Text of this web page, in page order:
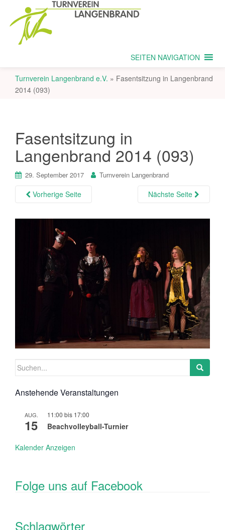
SEITEN NAVIGATION
Turnverein Langenbrand e.V. » Fasentsitzung in Langenbrand
2014 (093)
Fasentsitzung in
Langenbrand 2014 (093)
29. September 2017 Turnverein Langenbrand
Vorherige Seite Nächste Seite
Suchen
Anstehende Veranstaltungen
AUG.
15
11:00 bis 17:00
Beachvolleyball-Turnier
Kalender Anzeigen
Folge uns auf Facebook
Schlagwörter